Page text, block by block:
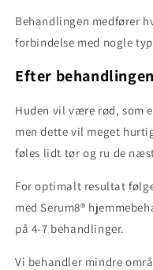
Behandlingen medfører
forbindelse med nogle
Efter behandlingen
Huden vil være rød, som
men dette vil meget
føles lidt tør og ru de
For optimalt resultat
med Serum8®
på 4-7 behandlinger.
Vi behandler mindre